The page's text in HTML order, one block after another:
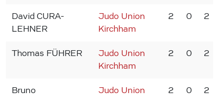
David CURA-
LEHNER
Judo Union
Kirchham
2 0 2
Thomas FÜHRER
Judo Union
Kirchham
2 0 2
Bruno
Judo Union
2 0 2